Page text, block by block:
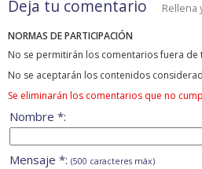
Deja tu comentario Rellena
NORMAS DE PARTICIPACIÓN
No se permitirán los comentarios fuera de
No se aceptarán los contenidos
Se eliminarán los comentarios que no
Nombre *:
Mensaje *: (500 caracteres máx)